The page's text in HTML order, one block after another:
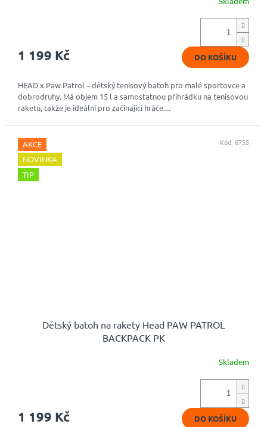
1 199 Kč DO KOŠÍKU
HEAD x Paw Patrol – dětský tenisový batoh pro malé sportovce a
dobrodruhy. Má objem 15 l a samostatnou přihrádku na tenisovou
raketu, takže je ideální pro začínající hráče....
AKCE
NOVINKA
TIP
Dětský batoh na rakety Head PAW PATROL
BACKPACK PK
Skladem
1 199 Kč DO KOŠÍKU
Kód: 6755